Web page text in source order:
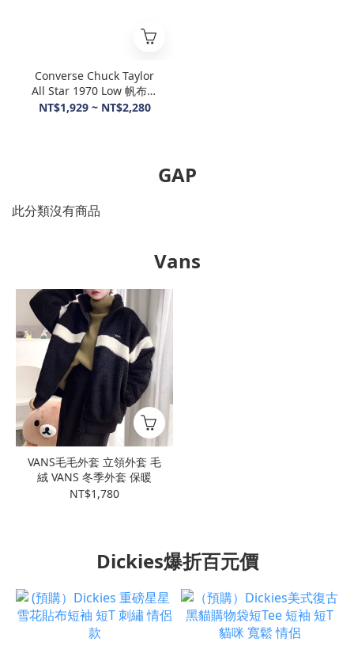
Converse Chuck Taylor
All Star 1970 Low 帆布鞋
低筒
NT$1,929 ~ NT$2,280
GAP
此分類沒有商品
Vans
VANS毛毛外套 立領外套 毛
絨 VANS 冬季外套 保暖
NT$1,780
Dickies爆折百元價